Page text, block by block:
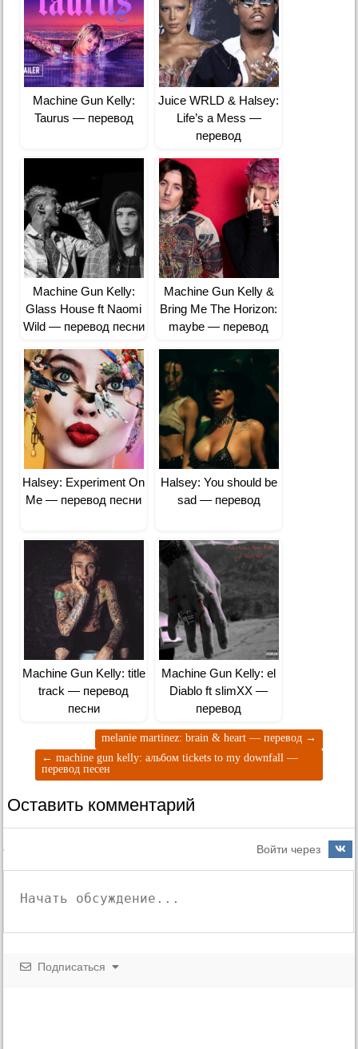
Machine Gun Kelly:
Taurus — перевод
Juice WRLD & Halsey:
Life’s a Mess —
перевод
Machine Gun Kelly:
Glass House ft Naomi
Wild — перевод песни
Machine Gun Kelly &
Bring Me The Horizon:
maybe — перевод
Halsey: Experiment On
Me — перевод песни
Halsey: You should be
sad — перевод
Machine Gun Kelly: title
track — перевод
песни
Machine Gun Kelly: ​el
Diablo ft slimXX —
перевод
melanie martinez: brain & heart — перевод →
← machine gun kelly: альбом tickets to my downfall —
перевод песен
Оставить комментарий
Войти через
Подписаться